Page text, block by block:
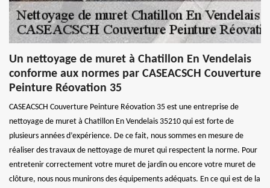
Un nettoyage de muret à Chatillon En Vendelais
conforme aux normes par CASEACSCH Couverture
Peinture Réovation 35
CASEACSCH Couverture Peinture Réovation 35 est une entreprise de
nettoyage de muret à Chatillon En Vendelais 35210 qui est forte de
plusieurs années d’expérience. De ce fait, nous sommes en mesure de
réaliser des travaux de nettoyage de muret qui respectent la norme. Pour
entretenir correctement votre muret de jardin ou encore votre muret de
clôture, nous nous munirons des équipements adéquats. En ce qui est de la